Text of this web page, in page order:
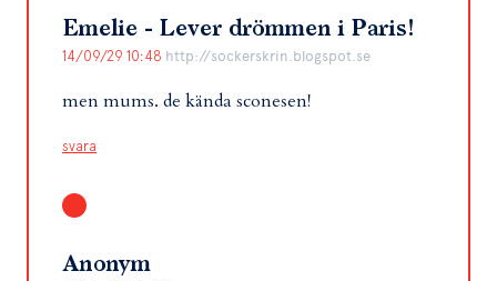
Emelie - Lever drömmen i Paris!
14/09/29 10:48 http://sockerskrin.blogspot.se
men mums. de kända sconesen!
svara
Anonym